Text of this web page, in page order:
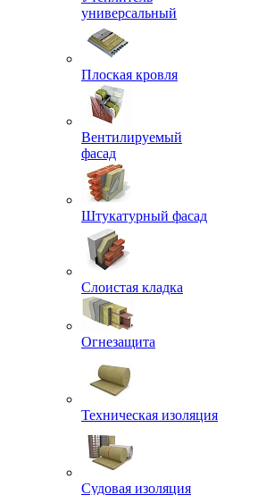
универсальный
Плоская кровля
Вентилируемый
фасад
Штукатурный фасад
Слоистая кладка
Огнезащита
Техническая изоляция
Судовая изоляция